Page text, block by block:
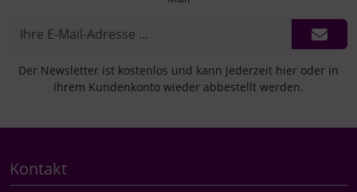
Der Newsletter ist kostenlos und kann jederzeit hier oder in
Ihrem Kundenkonto wieder abbestellt werden.
Kontakt